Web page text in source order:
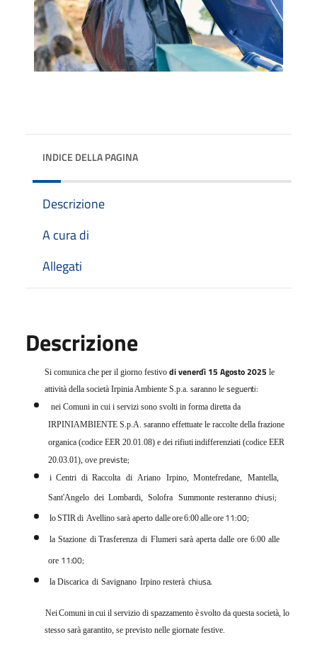
INDICE DELLA PAGINA
Descrizione
A cura di
Allegati
Descrizione
Si comunica che per il giorno festivodi venerdì 15 Agosto 2025le
attività della società Irpinia Ambiente S.p.a. saranno leseguenti:
nei Comuni in cui i servizi sono svolti in forma diretta da
IRPINIAMBIENTE S.p.A. saranno effettuate le raccolte della frazione
organica (codice EER 20.01.08) e dei rifiutiindifferenziati (codice EER
20.03.01), ove previste;
i Centri di Raccolta di Ariano Irpino, Montefredane,
Mantella,
Sant'Angelo dei Lombardi, Solofra Summonte resteranno chiusi;
loSTIR di Avellino sarà aperto dalleore6:00alleore 11:00;
la Stazione di Trasferenza di Flumeri sarà aperta dalle ore 6:00 alle
ore 11:00;
la Discarica di Savignano Irpino resterà chiusa.
NeiComuni incui il servizio di spazzamento èsvolto da questa società, lo
stesso sarà garantito, se previsto nelle giornate festive.